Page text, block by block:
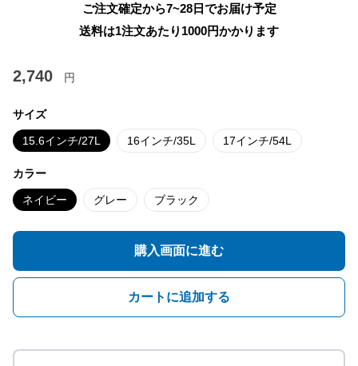
ご注文確定から7~28日でお届け予定
送料は1注文あたり 1000円かかります
2,740 円
サイズ
15.6インチ/27L 16インチ/35L 17インチ/54L
カラー
ネイビー グレー ブラック
購入画面に進む
カートに追加する